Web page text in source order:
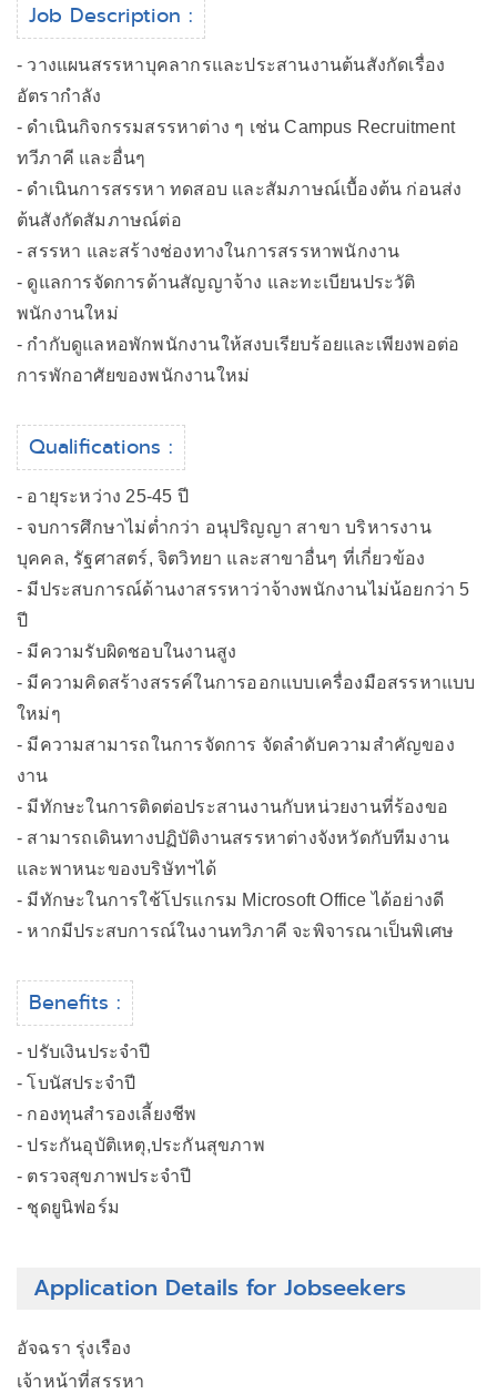
Job Description :
- วางแผนสรรหาบุคลากรและประสานงานต้นสังกัดเรื่อง
อัตรากำลัง
- ดำเนินกิจกรรมสรรหาต่าง ๆ เช่น Campus Recruitment
ทวีภาคี และอื่นๆ
- ดำเนินการสรรหา ทดสอบ และสัมภาษณ์เบื้องต้น ก่อนส่ง
ต้นสังกัดสัมภาษณ์ต่อ
- สรรหา และสร้างช่องทางในการสรรหาพนักงาน
- ดูแลการจัดการด้านสัญญาจ้าง และทะเบียนประวัติ
พนักงานใหม่
- กำกับดูแลหอพักพนักงานให้สงบเรียบร้อยและเพียงพอต่อ
การพักอาศัยของพนักงานใหม่
Qualifications :
- อายุระหว่าง 25-45 ปี
- จบการศึกษาไม่ต่ำกว่า อนุปริญญา สาขา บริหารงาน
บุคคล, รัฐศาสตร์, จิตวิทยา และสาขาอื่นๆ ที่เกี่ยวข้อง
- มีประสบการณ์ด้านงาสรรหาว่าจ้างพนักงานไม่น้อยกว่า 5
ปี
- มีความรับผิดชอบในงานสูง
- มีความคิดสร้างสรรค์ในการออกแบบเครื่องมือสรรหาแบบ
ใหม่ๆ
- มีความสามารถในการจัดการ จัดลำดับความสำคัญของ
งาน
- มีทักษะในการติดต่อประสานงานกับหน่วยงานที่ร้องขอ
- สามารถเดินทางปฏิบัติงานสรรหาต่างจังหวัดกับทีมงาน
และพาหนะของบริษัทฯได้
- มีทักษะในการใช้โปรแกรม Microsoft Office ได้อย่างดี
- หากมีประสบการณ์ในงานทวิภาคี จะพิจารณาเป็นพิเศษ
Benefits :
- ปรับเงินประจำปี
- โบนัสประจำปี
- กองทุนสำรองเลี้ยงชีพ
- ประกันอุบัติเหตุ,ประกันสุขภาพ
- ตรวจสุขภาพประจำปี
- ชุดยูนิฟอร์ม
Application Details for Jobseekers
อัจฉรา รุ่งเรือง
เจ้าหน้าที่สรรหา